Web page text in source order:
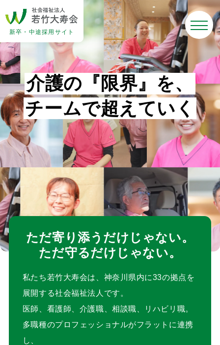
新卒・中途採用サイト
介護の 『限界』 を、
チームで超 え てい く
ただ寄り添うだけじゃない。
ただ守るだけじゃない。
私たち若竹大寿会は、神奈川県内に33の拠点を
展開する社会福祉法人です。
医師、看護師、介護職、相談職、リハビリ職。
多職種のプロフェッショナルがフラットに連携
し、